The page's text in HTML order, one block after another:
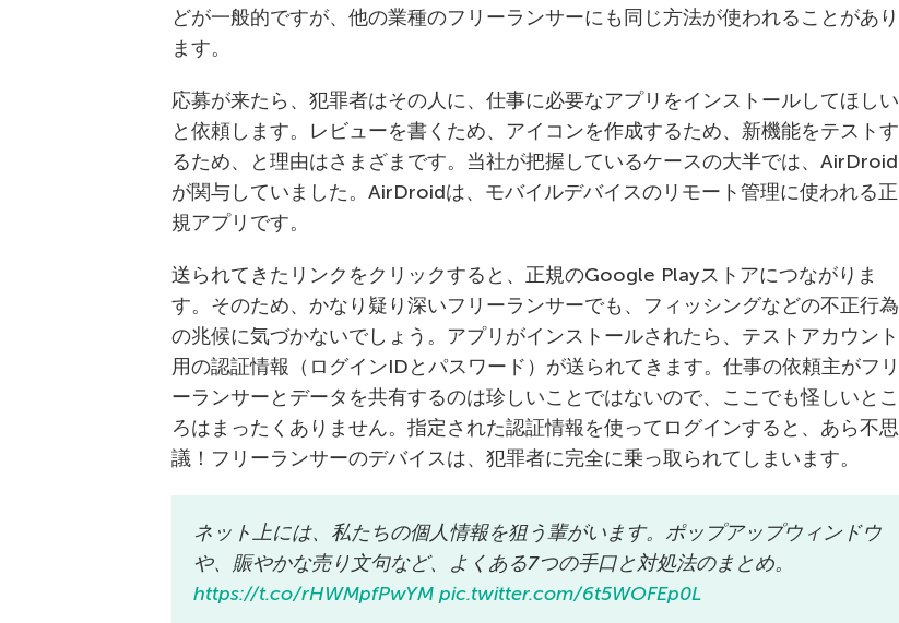
どが一般的ですが、他の業種のフリーランサーにも同じ方法が使われることがあり
ます。
応募が来たら、犯罪者はその人に、仕事に必要なアプリをインストールしてほしい
と依頼します。レビューを書くため、アイコンを作成するため、新機能をテストす
るため、と理由はさまざまです。当社が把握しているケースの大半では、AirDroid
が関与していました。AirDroidは、モバイルデバイスのリモート管理に使われる正
規アプリです。
送られてきたリンクをクリックすると、正規のGoogle Playストアにつながりま
す。そのため、かなり疑り深いフリーランサーでも、フィッシングなどの不正行為
の兆候に気づかないでしょう。アプリがインストールされたら、テストアカウント
用の認証情報（ログインIDとパスワード）が送られてきます。仕事の依頼主がフリ
ーランサーとデータを共有するのは珍しいことではないので、ここでも怪しいとこ
ろはまったくありません。指定された認証情報を使ってログインすると、あら不思
議！フリーランサーのデバイスは、犯罪者に完全に乗っ取られてしまいます。
ネット上には、私たちの個人情報を狙う輩がいます。ポップアップウィンドウ
や、賑やかな売り文句など、よくある7つの手口と対処法のまとめ。
https://t.co/rHWMpfPwYM pic.twitter.com/6t5WOFEp0L